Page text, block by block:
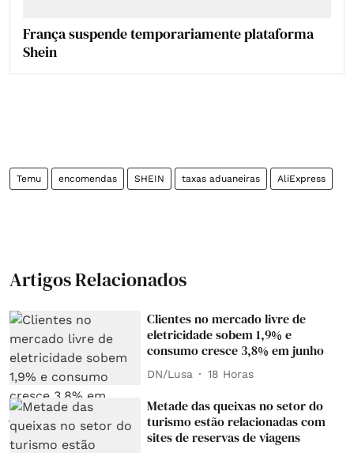
França suspende temporariamente plataforma
Shein
Temu encomendas SHEIN taxas aduaneiras AliExpress
Artigos Relacionados
Clientes no mercado livre de
eletricidade sobem 1,9% e
consumo cresce 3,8% em junho
DN/Lusa 18 Horas
Metade das queixas no setor do
turismo estão relacionadas com
sites de reservas de viagens